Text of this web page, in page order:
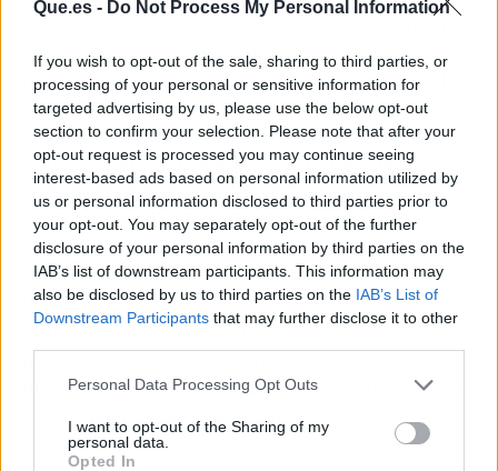
Que.es - Do Not Process My Personal Information
If you wish to opt-out of the sale, sharing to third parties, or
processing of your personal or sensitive information for
targeted advertising by us, please use the below opt-out
section to confirm your selection. Please note that after your
opt-out request is processed you may continue seeing
interest-based ads based on personal information utilized by
us or personal information disclosed to third parties prior to
your opt-out. You may separately opt-out of the further
disclosure of your personal information by third parties on the
IAB’s list of downstream participants. This information may
also be disclosed by us to third parties on the IAB’s List of
Downstream Participants that may further disclose it to other
Personal Data Processing Opt Outs
I want to opt-out of the Sharing of my
personal data.
Opted In
un partido clave ante Osasuna en un momento
crítico, el entrenador Hansi Flick deberá hacer
malabares para gestionar el desgaste físico de
su equipo.
El técnico alemán tendrá que tomar decisiones
estratégicas para no comprometer el
rendimiento del Barcelona, sobre todo con la
Champions Leagueen el horizonte. La
rotación será clave, pero la falta de opciones en
defensa y mediocampo podría condicionar la
alineación. En un mes decisivo para las
aspiraciones del Barcelona, cada jugador
disponible será fundamental para superar este
tramo de altísima exigencia.